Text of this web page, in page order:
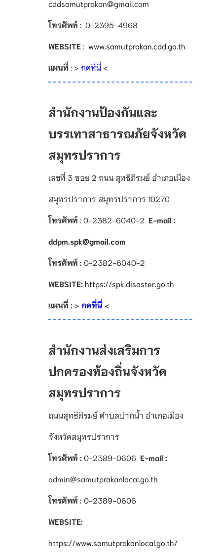
cddsamutprakan@gmail.com
โทรศัพท์: 0-2395-4968
WEBSITE: www.samutprakan.cdd.go.th
แผนที่ : > กดที่นี่<
สำนักงานป้องกันและ
บรรเทาสาธารณภัยจังหวัด
สมุทรปราการ
เลขที่ 3 ซอย 2 ถนน สุทธิภิรมย์ อำเภอเมือง
สมุทรปราการ สมุทรปราการ 10270
โทรศัพท์:0-2382-6040-2 E-mail :
ddpm.spk@gmail.com
โทรศัพท์ : 0-2382-6040-2
WEBSITE: https://spk.disaster.go.th
แผนที่ : > กดที่นี่ <
สำนักงานส่งเสริมการ
ปกครองท้องถิ่นจังหวัด
สมุทรปราการ
ถนนสุทธิภิรมย์ ตำบลปากน้ำ อำเภอเมือง
จังหวัดสมุทรปราการ
โทรศัพท์ : 0-2389-0606 E-mail :
admin@samutprakanlocal.go.th
โทรศัพท์ : 0-2389-0606
WEBSITE:
https://www.samutprakanlocal.go.th/